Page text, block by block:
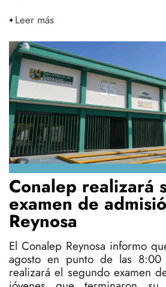
Leer más
Conalep realizará
examen de
Reynosa
El Conalep Reynosa informo
agosto en punto de las
realizará el segundo examen